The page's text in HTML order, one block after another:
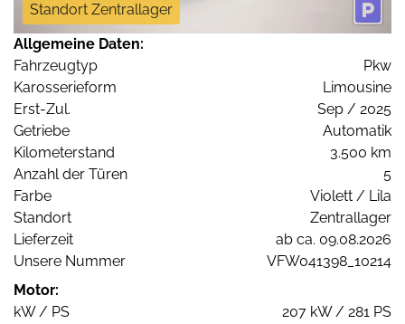
Standort Zentrallager
Allgemeine Daten:
Fahrzeugtyp
Pkw
Karosserieform
Limousine
Erst-Zul.
Sep / 2025
Getriebe
Automatik
Kilometerstand
3.500 km
Anzahl der Türen
5
Farbe
Violett / Lila
Standort
Zentrallager
Lieferzeit
ab ca. 09.08.2026
Unsere Nummer
VFW041398_10214
Motor:
kW / PS
207 kW / 281 PS